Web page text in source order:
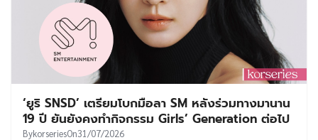
‘ยูริ SNSD’ เตรียมโบกมือลา SM หลังร่วมทางมานาน
19 ปี ยันยังคงทำกิจกรรม Girls’ Generation ต่อไป
BykorseriesOn31/07/2026